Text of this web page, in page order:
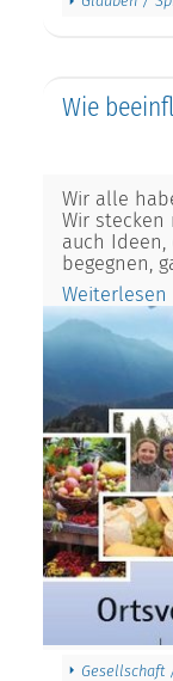
Wie
Wir alle
Wir stecken
auch
begegnen,
Weiterlesen
Gesellschaft